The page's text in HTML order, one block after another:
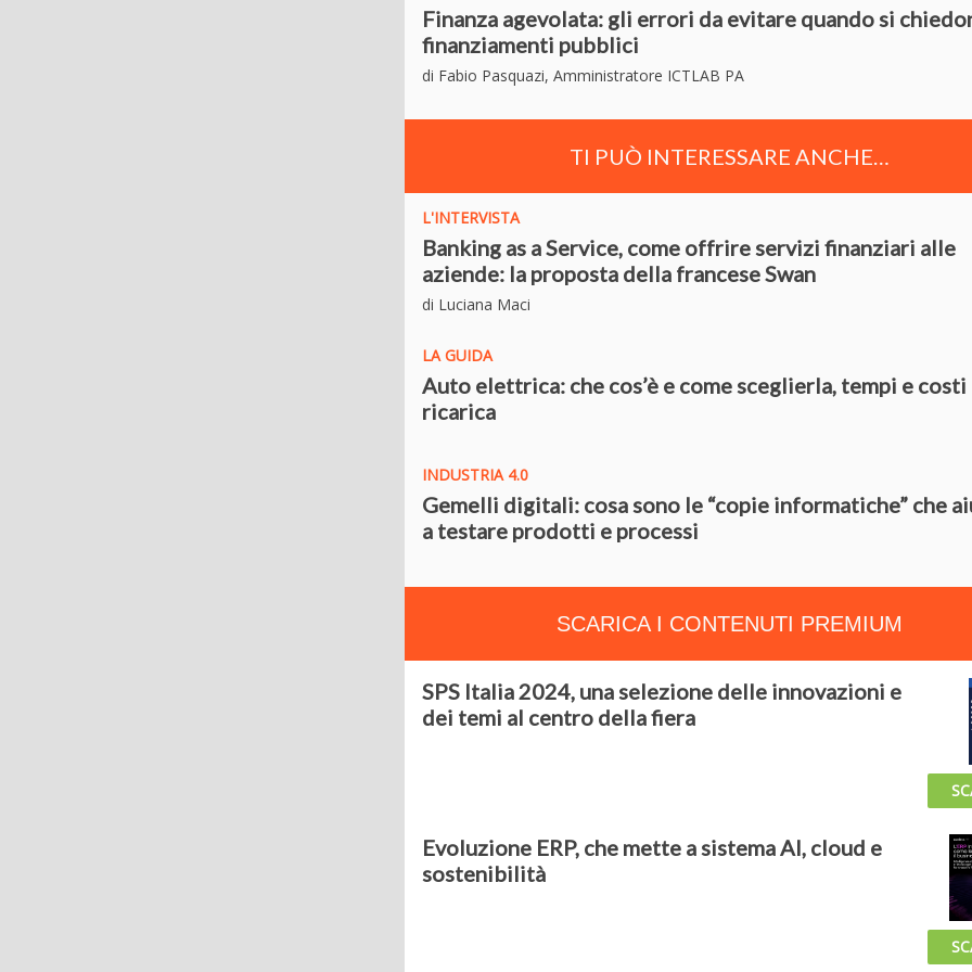
Finanza agevolata: gli errori da evitare quando si
finanziamenti pubblici
di Fabio Pasquazi, Amministratore ICTLAB PA
TI PUÒ INTERESSARE ANCHE…
L'INTERVISTA
Banking as a Service, come offrire servizi finanziari alle
aziende: la proposta della francese Swan
di Luciana Maci
LA GUIDA
Auto elettrica: che cos’è e come sceglierla, tempi e costi
ricarica
INDUSTRIA 4­.0
Gemelli digitali: cosa sono le “copie informatiche” che
a testare prodotti e processi
SCARICA I CONTENUTI PREMIUM
SPS Italia 2024, una selezione delle innovazioni e
dei temi al centro della fiera
Evoluzione ERP, che mette a sistema AI, cloud e
sostenibilità